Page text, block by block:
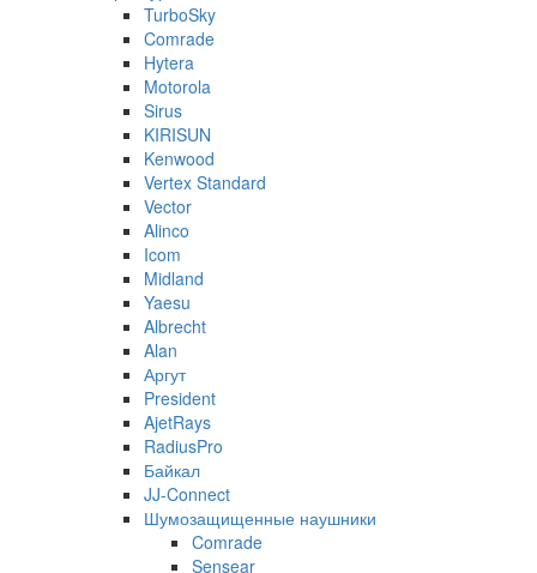
TurboSky
Comrade
Hytera
Motorola
Sirus
KIRISUN
Kenwood
Vertex Standard
Vector
Alinco
Icom
Midland
Yaesu
Albrecht
Alan
Аргут
President
AjetRays
RadiusPro
Байкал
JJ-Connect
Шумозащищенные наушники
Comrade
Sensear